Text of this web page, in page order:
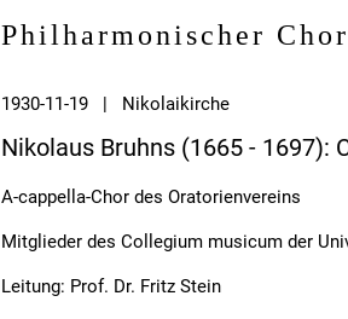
Philharmonischer
1930-11-19 | Nikolaikirche
Nikolaus Bruhns (1665 - 1697):
A-cappella-Chor des Oratorienvereins
Mitglieder des Collegium musicum der
Leitung: Prof. Dr. Fritz Stein